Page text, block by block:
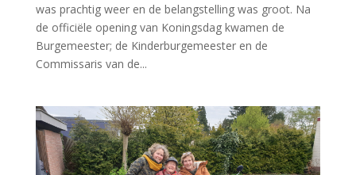
was prachtig weer en de belangstelling was groot. Na
de officiële opening van Koningsdag kwamen de
Burgemeester; de Kinderburgemeester en de
Commissaris van de...